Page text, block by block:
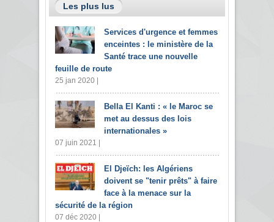
Les plus lus
Services d'urgence et femmes
enceintes : le ministère de la
Santé trace une nouvelle
feuille de route
25 jan 2020 |
Bella El Kanti : « le Maroc se
met au dessus des lois
internationales »
07 juin 2021 |
El Djeïch: les Algériens
doivent se "tenir prêts" à faire
face à la menace sur la
sécurité de la région
07 déc 2020 |